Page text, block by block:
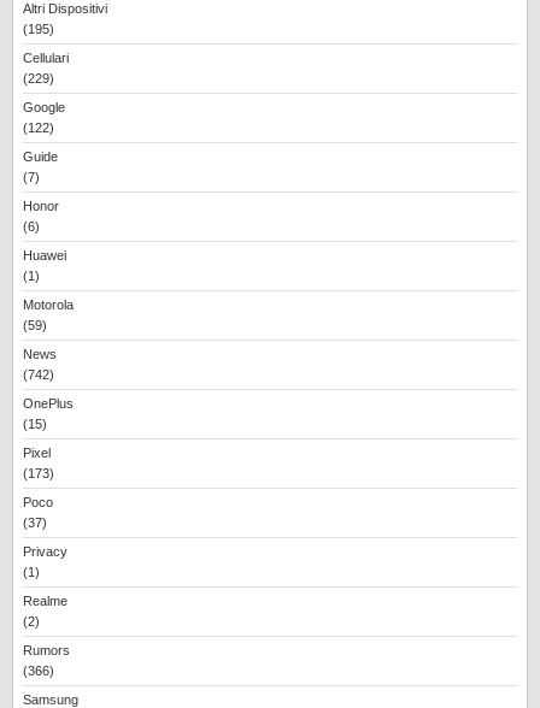
Altri Dispositivi
(195)
Cellulari
(229)
Google
(122)
Guide
(7)
Honor
(6)
Huawei
(1)
Motorola
(59)
News
(742)
OnePlus
(15)
Pixel
(173)
Poco
(37)
Privacy
(1)
Realme
(2)
Rumors
(366)
Samsung